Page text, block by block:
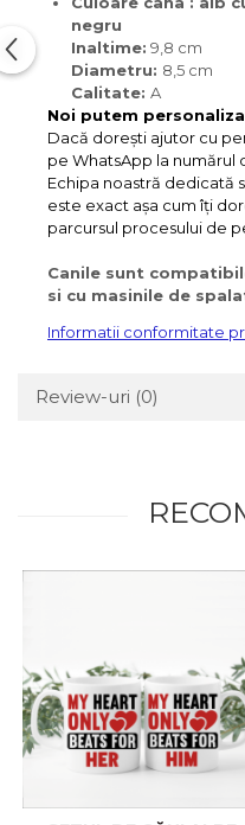
negru
Inaltime: 9,8 cm
Diametru: 8,5 cm
Calitate: A
Noi putem
Dacă dorești ajutor cu
pe WhatsApp la numărul
Echipa noastră dedicată
este exact așa cum îți
parcursul procesului de
Canile sunt
si cu masinile de
Informatii conformitate
Review-uri (0)